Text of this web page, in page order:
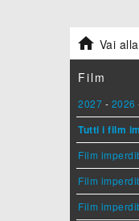
 Vai
Film
2027 - 2026
Tutti i film
Film
Film
Film